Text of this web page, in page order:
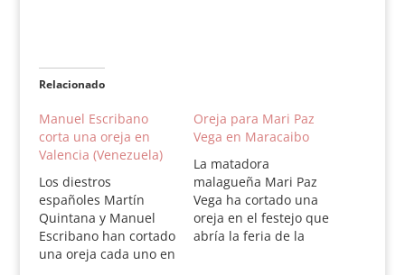
Relacionado
Manuel Escribano
corta una oreja en
Valencia (Venezuela)
Los diestros
españoles Martín
Quintana y Manuel
Escribano han cortado
una oreja cada uno en
Oreja para Mari Paz
Vega en Maracaibo
La matadora
malagueña Mari Paz
Vega ha cortado una
oreja en el festejo que
abría la feria de la